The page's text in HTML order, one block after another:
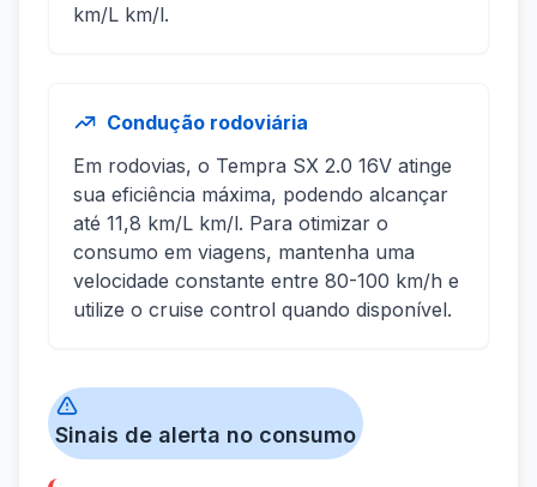
km/L km/l.
Condução rodoviária
Em rodovias, o Tempra SX 2.0 16V atinge
sua eficiência máxima, podendo alcançar
até 11,8 km/L km/l. Para otimizar o
consumo em viagens, mantenha uma
velocidade constante entre 80-100 km/h e
utilize o cruise control quando disponível.
Sinais de alerta no consumo